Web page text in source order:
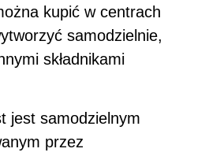
kupić w centrach
samodzielnie,
składnikami
jest samodzielnym
przez